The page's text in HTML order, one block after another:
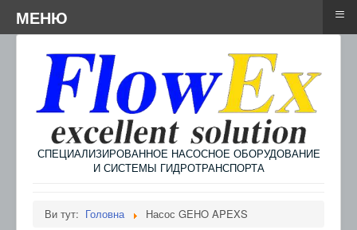
СПЕЦИАЛИЗИРОВАННОЕ НАСОСНОЕ ОБОРУДОВАНИЕ
И СИСТЕМЫ ГИДРОТРАНСПОРТА
Ви тут: Головна Насос GEHO APEXS
Menu ≡
МЕНЮ ≡